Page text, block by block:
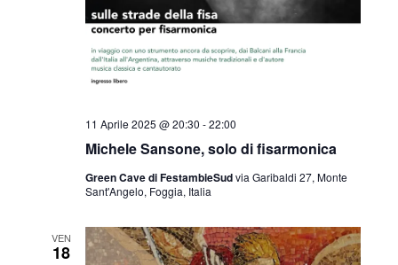
Michele Sansone, solo di fisarmonica
11 Aprile 2025 @ 20:30 -22:00
Green Cave di FestambieSudvia Garibaldi 27, Monte
Sant'Angelo, Foggia, Italia
VEN
18